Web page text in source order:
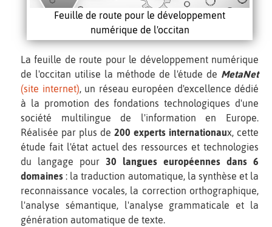
Feuille de route pour le développement
numérique de l'occitan
La feuille de route pour le développement numérique
de l'occitan utilise la méthode de l'étude de MetaNet
(site internet), un réseau européen d'excellence dédié
à la promotion des fondations technologiques d'une
société multilingue de l'information en Europe.
Réalisée par plus de 200 experts internationaux, cette
étude fait l'état actuel des ressources et technologies
du langage pour 30 langues européennes dans 6
domaines : la traduction automatique, la synthèse et la
reconnaissance vocales, la correction orthographique,
l'analyse sémantique, l'analyse grammaticale et la
génération automatique de texte.